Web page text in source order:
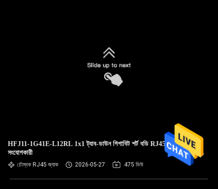
HFJ11-1G41E-L12RL 1x1 ট্যাব-ডাউন গিগাবিট শর্ট বডি RJ45
সংযোগকারী
চৌম্বক RJ45 জ্যাক 2026-05-27 475 ভিউ